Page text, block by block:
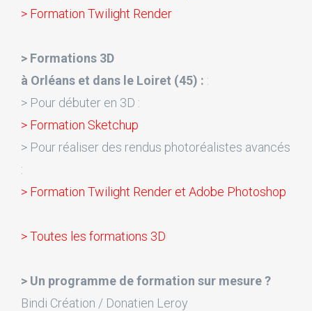
> Formation Twilight Render
> Formations 3D
à Orléans et dans le Loiret (45) : :
> Pour débuter en 3D :
> Formation Sketchup
> Pour réaliser des rendus photoréalistes avancés
:
> Formation Twilight Render et Adobe Photoshop
> Toutes les formations 3D
> Un programme de formation sur mesure ?
Bindi Création / Donatien Leroy